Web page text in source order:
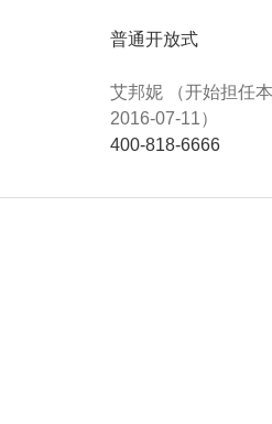
普通开放式
艾邦妮 （开始担任
2016-07-11）
400-818-6666